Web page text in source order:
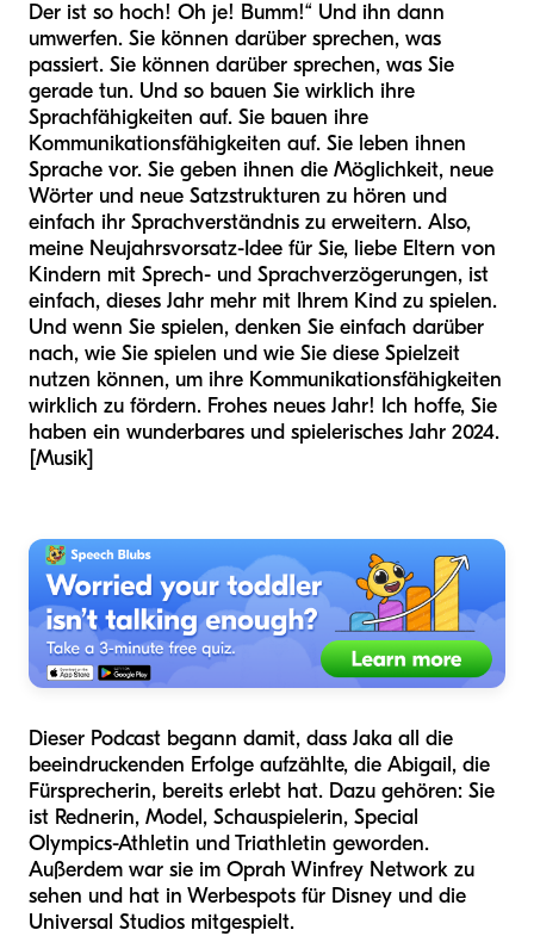
Der ist so hoch! Oh je! Bumm!“ Und ihn dann
umwerfen. Sie können darüber sprechen, was
passiert. Sie können darüber sprechen, was Sie
gerade tun. Und so bauen Sie wirklich ihre
Sprachfähigkeiten auf. Sie bauen ihre
Kommunikationsfähigkeiten auf. Sie leben ihnen
Sprache vor. Sie geben ihnen die Möglichkeit, neue
Wörter und neue Satzstrukturen zu hören und
einfach ihr Sprachverständnis zu erweitern. Also,
meine Neujahrsvorsatz-Idee für Sie, liebe Eltern von
Kindern mit Sprech- und Sprachverzögerungen, ist
einfach, dieses Jahr mehr mit Ihrem Kind zu spielen.
Und wenn Sie spielen, denken Sie einfach darüber
nach, wie Sie spielen und wie Sie diese Spielzeit
nutzen können, um ihre Kommunikationsfähigkeiten
wirklich zu fördern. Frohes neues Jahr! Ich hoffe, Sie
haben ein wunderbares und spielerisches Jahr 2024.
[Musik]
Dieser Podcast begann damit, dass Jaka all die
beeindruckenden Erfolge aufzählte, die Abigail, die
Fürsprecherin, bereits erlebt hat. Dazu gehören: Sie
ist Rednerin, Model, Schauspielerin, Special
Olympics-Athletin und Triathletin geworden.
Außerdem war sie im Oprah Winfrey Network zu
sehen und hat in Werbespots für Disney und die
Universal Studios mitgespielt.